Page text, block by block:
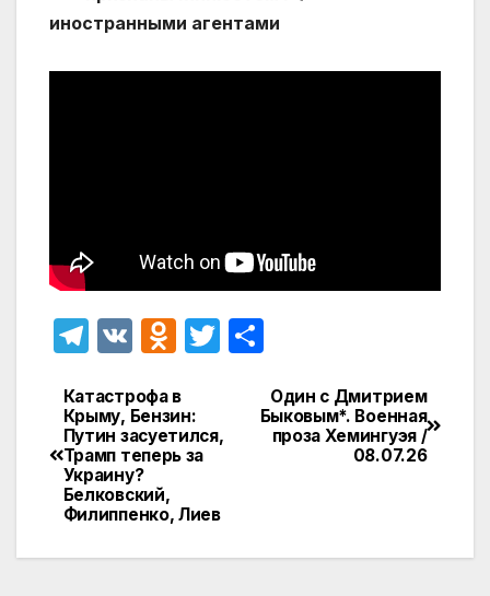
иностранными агентами
T
e
gr
a
m
V
O
n
o
kl
a
T
er
п
р
Навигация
по
записям
Один с Дмитрием
Быковым*. Военная
проза Хемингуэя /
08.07.26
Катастрофа в
Крыму, Бензин:
Путин засуетился,
Трамп теперь за
Украину?
Белковский,
Филиппенко, Лиев